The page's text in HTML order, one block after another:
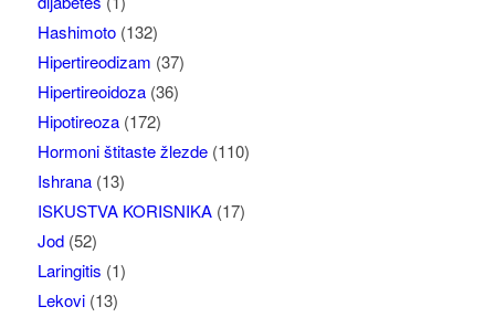
Hashimoto(132)
Hipertireodizam (37)
Hipertireoidoza(36)
Hipotireoza(172)
Hormoni štitaste žlezde(110)
Ishrana(13)
ISKUSTVA KORISNIKA(17)
Jod(52)
Laringitis (1)
Lekovi(13)